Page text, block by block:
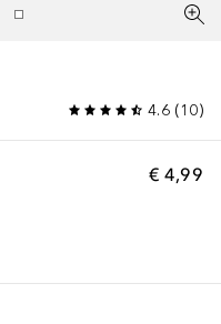
4.6(10)
€ 4,99